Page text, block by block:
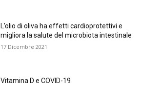
L’olio di oliva ha effetti cardioprotettivi e
migliora la salute del microbiota intestinale
17 Dicembre 2021
Vitamina D e COVID-19